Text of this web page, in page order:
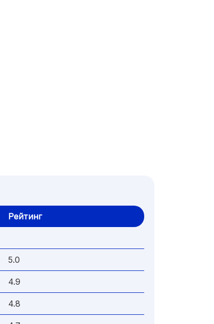
Рейтинг
5.0
4.9
4.8